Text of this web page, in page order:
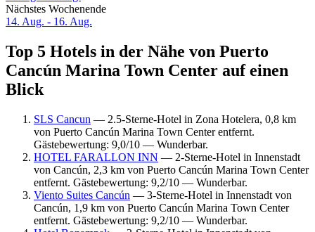
Nächstes Wochenende
14. Aug. - 16. Aug.
Top 5 Hotels in der Nähe von Puerto
Cancún Marina Town Center auf einen
Blick
SLS Cancun — 2.5-Sterne-Hotel in Zona Hotelera, 0,8 km
von Puerto Cancún Marina Town Center entfernt.
Gästebewertung: 9,0/10 — Wunderbar.
HOTEL FARALLON INN — 2-Sterne-Hotel in Innenstadt
von Cancún, 2,3 km von Puerto Cancún Marina Town Center
entfernt. Gästebewertung: 9,2/10 — Wunderbar.
Viento Suites Cancún — 3-Sterne-Hotel in Innenstadt von
Cancún, 1,9 km von Puerto Cancún Marina Town Center
entfernt. Gästebewertung: 9,2/10 — Wunderbar.